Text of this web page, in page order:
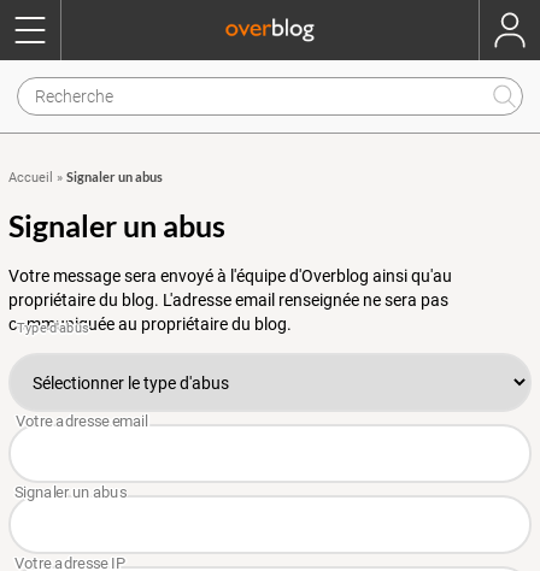
Accueil » Signaler un abus
Signaler un abus
Votre message sera envoyé à l'équipe d'Overblog ainsi qu'au
propriétaire du blog. L'adresse email renseignée ne sera pas
communiquée au propriétaire du blog.